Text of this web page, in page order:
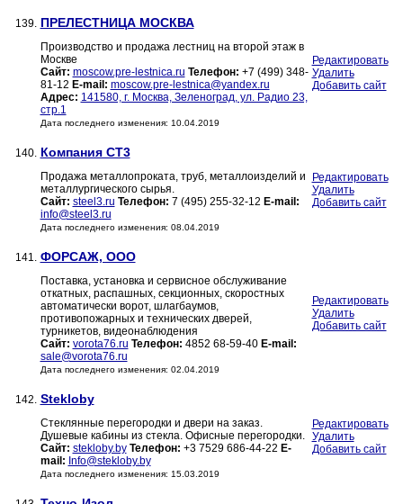
139. ПРЕЛЕСТНИЦА МОСКВА
Производство и продажа лестниц на второй этаж в
Москве
Сайт: moscow.pre-lestnica.ru Телефон: +7 (499) 348-
81-12 E-mail: moscow.pre-lestnica@yandex.ru
Адрес: 141580, г. Москва, Зеленоград, ул. Радио 23,
стр.1
Дата последнего изменения: 10.04.2019
Редактировать
Удалить
Добавить сайт
140. Компания СТ3
Продажа металлопроката, труб, металлоизделий и
металлургического сырья.
Сайт: steel3.ru Телефон: 7 (495) 255-32-12 E-mail:
info@steel3.ru
Дата последнего изменения: 08.04.2019
Редактировать
Удалить
Добавить сайт
141. ФОРСАЖ, ООО
Поставка, установка и сервисное обслуживание
откатных, распашных, секционных, скоростных
автоматически ворот, шлагбаумов,
противопожарных и технических дверей,
турникетов, видеонаблюдения
Сайт: vorota76.ru Телефон: 4852 68-59-40 E-mail:
sale@vorota76.ru
Дата последнего изменения: 02.04.2019
Редактировать
Удалить
Добавить сайт
142. Stekloby
Стеклянные перегородки и двери на заказ.
Душевые кабины из стекла. Офисные перегородки.
Сайт: stekloby.by Телефон: +3 7529 686-44-22 E-
mail: Info@stekloby.by
Дата последнего изменения: 15.03.2019
Редактировать
Удалить
Добавить сайт